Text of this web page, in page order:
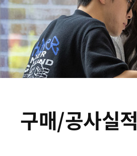
구매/공사실적